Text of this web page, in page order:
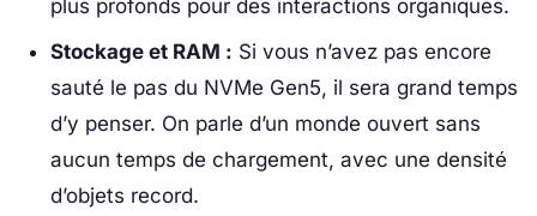
plus profonds pour des interactions organiques.
Stockage et RAM : Si vous n’avez pas encore
sauté le pas du NVMe Gen5, il sera grand temps
d’y penser. On parle d’un monde ouvert sans
aucun temps de chargement, avec une densité
d’objets record.